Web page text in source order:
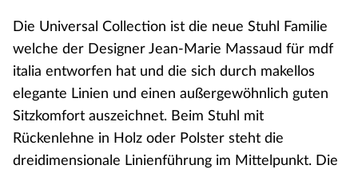
Die Universal Collection ist die neue Stuhl Familie
welche der Designer Jean-Marie Massaud für mdf
italia entworfen hat und die sich durch makellos
elegante Linien und einen außergewöhnlich guten
Sitzkomfort auszeichnet. Beim Stuhl mit
Rückenlehne in Holz oder Polster steht die
dreidimensionale Linienführung im Mittelpunkt. Die